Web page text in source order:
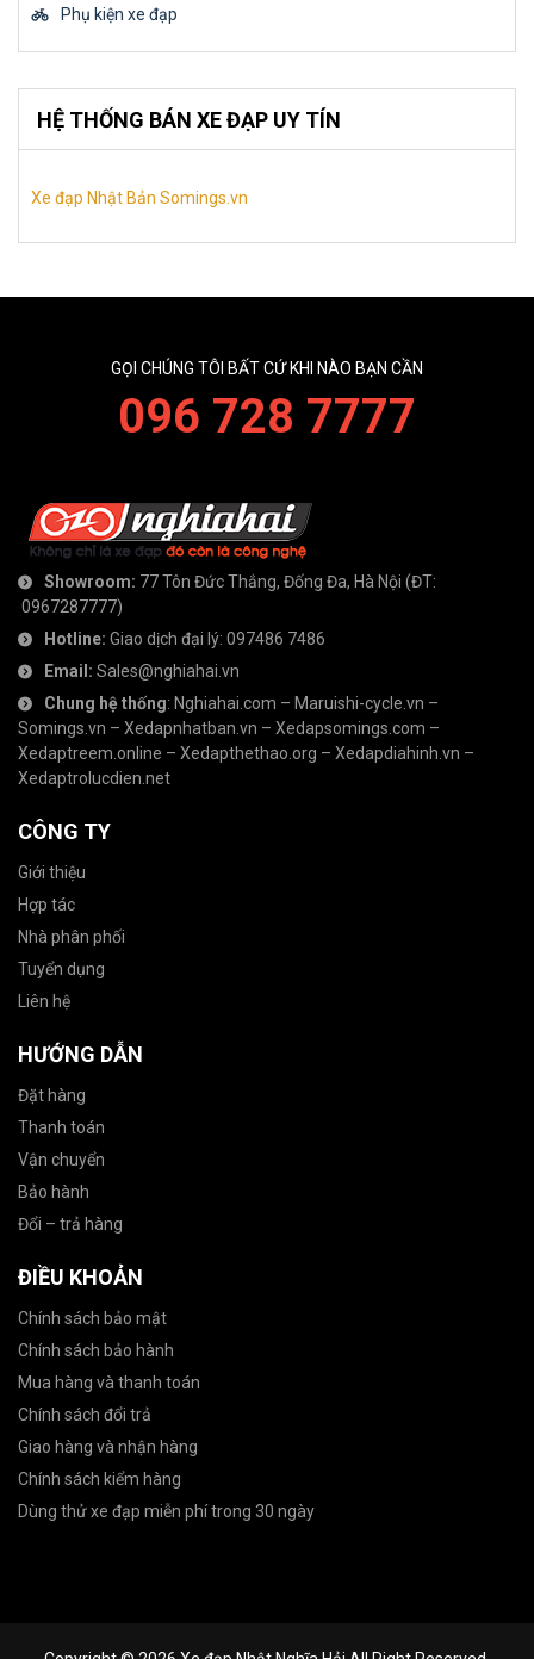
Phụ kiện xe đạp
HỆ THỐNG BÁN XE ĐẠP UY TÍN
Xe đạp Nhật Bản Somings.vn
GỌI CHÚNG TÔI BẤT CỨ KHI NÀO BẠN CẦN
096 728 7777
Showroom: 77 Tôn Đức Thắng, Đống Đa, Hà Nội (ĐT:
0967287777)
Hotline: Giao dịch đại lý: 097486 7486
Email: Sales@nghiahai.vn
Chung hệ thống: Nghiahai.com – Maruishi-cycle.vn –
Somings.vn – Xedapnhatban.vn – Xedapsomings.com –
Xedaptreem.online – Xedapthethao.org – Xedapdiahinh.vn –
Xedaptrolucdien.net
CÔNG TY
Giới thiệu
Hợp tác
Nhà phân phối
Tuyển dụng
Liên hệ
HƯỚNG DẪN
Đặt hàng
Thanh toán
Vận chuyển
Bảo hành
Đổi – trả hàng
ĐIỀU KHOẢN
Chính sách bảo mật
Chính sách bảo hành
Mua hàng và thanh toán
Chính sách đổi trả
Giao hàng và nhận hàng
Chính sách kiểm hàng
Dùng thử xe đạp miễn phí trong 30 ngày